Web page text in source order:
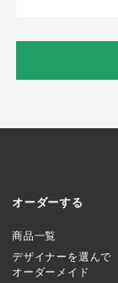
オーダーする
商品一覧
デザイナーを選んで
オーダーメイド